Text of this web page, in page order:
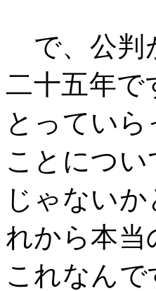
で、公判
二十五年
とってい
ことにつ
じゃない
れから本
これなん